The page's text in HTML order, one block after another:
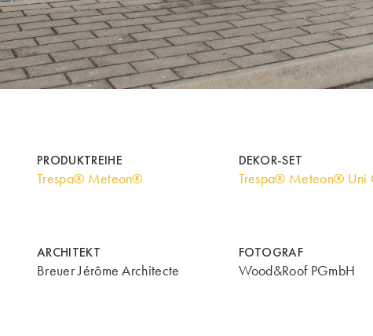
PRODUKTREIHE
Trespa® Meteon®
DEKOR-SET
Trespa® Meteon® Uni
ARCHITEKT
Breuer Jérôme Architecte
FOTOGRAF
Wood&Roof PGmbH